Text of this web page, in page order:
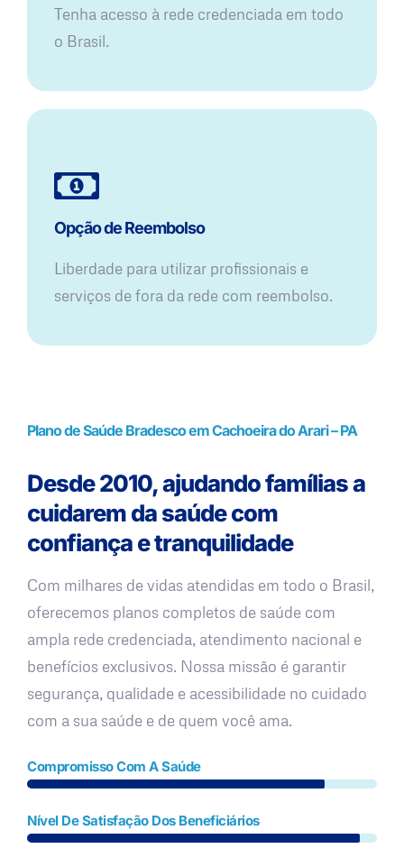
Tenha acesso à rede credenciada em todo
o Brasil.
Opção de Reembolso
Liberdade para utilizar profissionais e
serviços de fora da rede com reembolso.
Plano de Saúde Bradesco em Cachoeira do Arari – PA
Desde 2010, ajudando famílias a
cuidarem da saúde com
confiança e tranquilidade
Com milhares de vidas atendidas em todo o Brasil,
oferecemos planos completos de saúde com
ampla rede credenciada, atendimento nacional e
benefícios exclusivos. Nossa missão é garantir
segurança, qualidade e acessibilidade no cuidado
com a sua saúde e de quem você ama.
Compromisso Com A Saúde
Nível De Satisfação Dos Beneficiários